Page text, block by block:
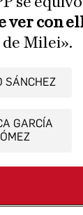
ver con
de Milei».
SÁNCHEZ
GARCÍA